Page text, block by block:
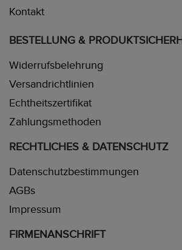
Kontakt
BESTELLUNG &
Widerrufsbelehrung
Versandrichtlinien
Echtheitszertifikat
Zahlungsmethoden
RECHTLICHES & DATENSCHUTZ
Datenschutzbestimmungen
AGBs
Impressum
FIRMENANSCHRIFT